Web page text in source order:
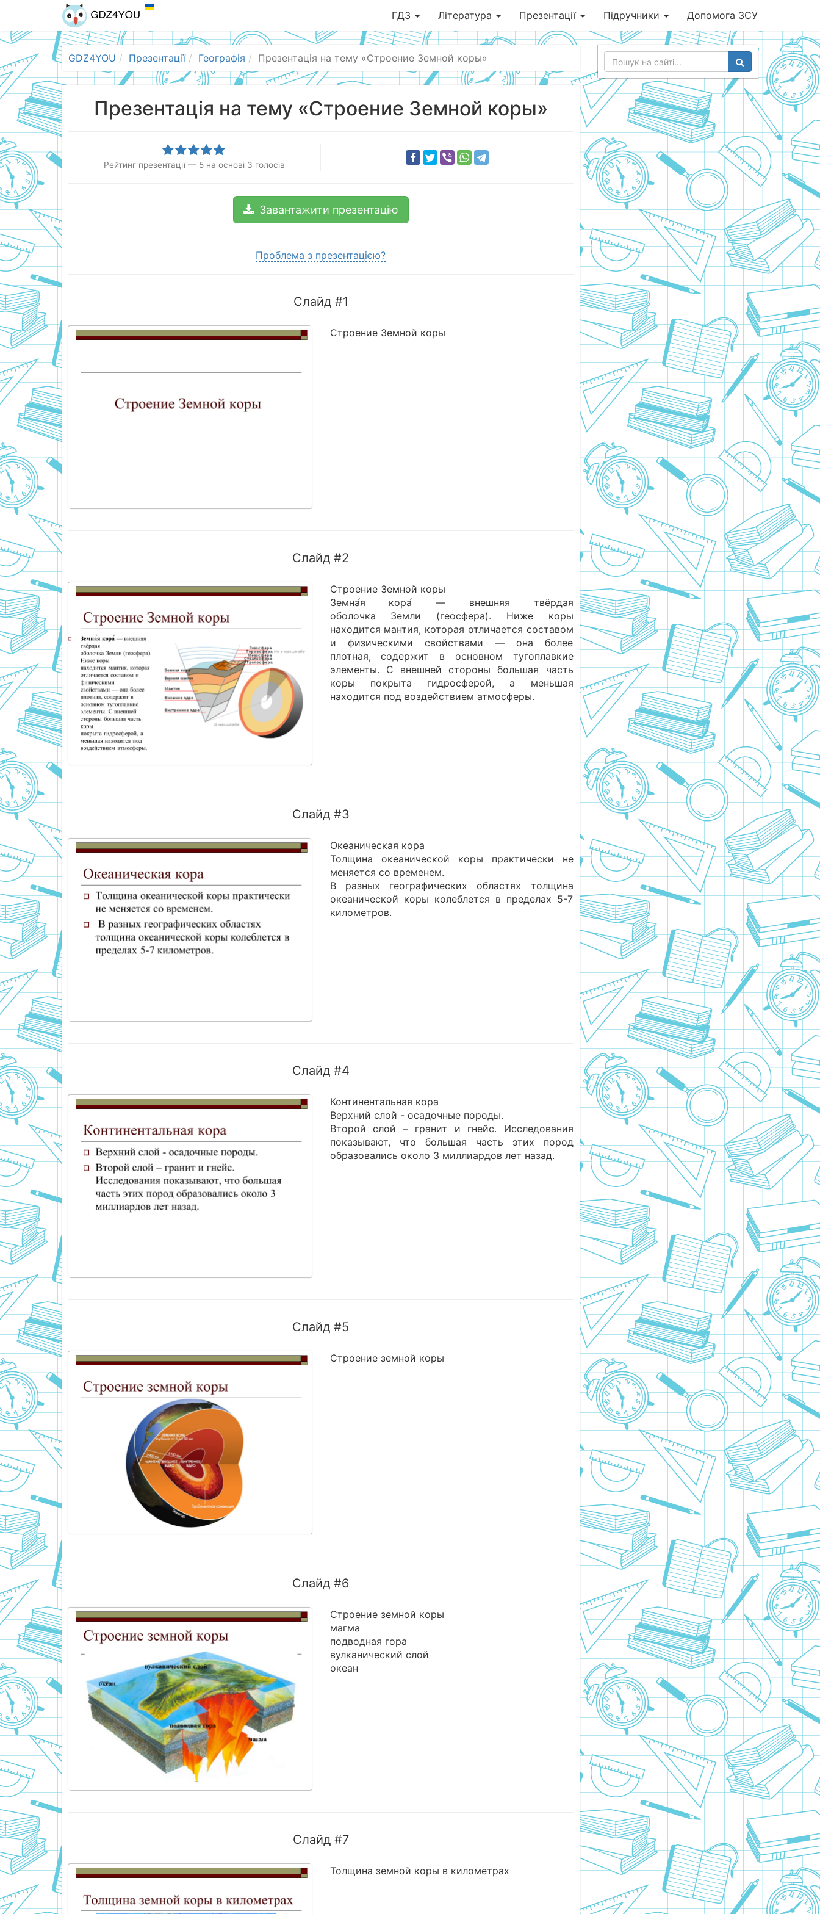
ГДЗ Література Презентації Підручники Допомога ЗСУ
GDZ4YOU Презентації Географія Презентація на тему «Строение Земной коры»
Презентація на тему «Строение Земной коры»
Рейтинг презентації — 5на основі 3 голосів
Завантажити презентацію
Проблема з презентацією?
Слайд #1
Строение Земной коры
Слайд #2
Строение Земной коры
Земна́я кора́ — внешняя твёрдая
оболочка Земли (геосфера). Ниже коры
находится мантия, которая отличается составом
и физическими свойствами — она более
плотная, содержит в основном тугоплавкие
элементы. С внешней стороны большая часть
коры покрыта гидросферой, а меньшая
находится под воздействием атмосферы.
Слайд #3
Океаническая кора
Толщина океанической коры практически не
меняется со временем.
В разных географических областях толщина
океанической коры колеблется в пределах 5-7
километров.
Слайд #4
Континентальная кора
Верхний слой - осадочные породы.
Второй слой – гранит и гнейс. Исследования
показывают, что большая часть этих пород
образовались около 3 миллиардов лет назад.
Слайд #5
Строение земной коры
Слайд #6
Строение земной коры
магма
подводная гора
вулканический слой
океан
Слайд #7
Толщина земной коры в километрах